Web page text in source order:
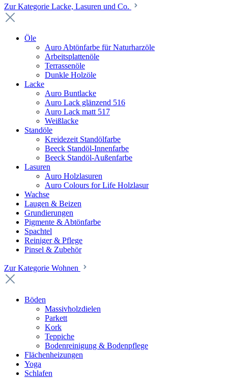
Zur Kategorie Lacke, Lasuren und Co.
Öle
Auro Abtönfarbe für Naturharzöle
Arbeitsplattenöle
Terrassenöle
Dunkle Holzöle
Lacke
Auro Buntlacke
Auro Lack glänzend 516
Auro Lack matt 517
Weißlacke
Standöle
Kreidezeit Standölfarbe
Beeck Standöl-Innenfarbe
Beeck Standöl-Außenfarbe
Lasuren
Auro Holzlasuren
Auro Colours for Life Holzlasur
Wachse
Laugen & Beizen
Grundierungen
Pigmente & Abtönfarbe
Spachtel
Reiniger & Pflege
Pinsel & Zubehör
Zur Kategorie Wohnen
Böden
Massivholzdielen
Parkett
Kork
Teppiche
Bodenreinigung & Bodenpflege
Flächenheizungen
Yoga
Schlafen